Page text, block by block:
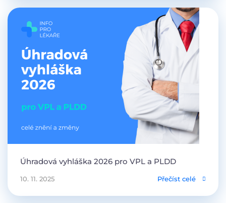
Úhradová vyhláška 2026 pro VPL a PLDD
10. 11. 2025 Přečíst celé